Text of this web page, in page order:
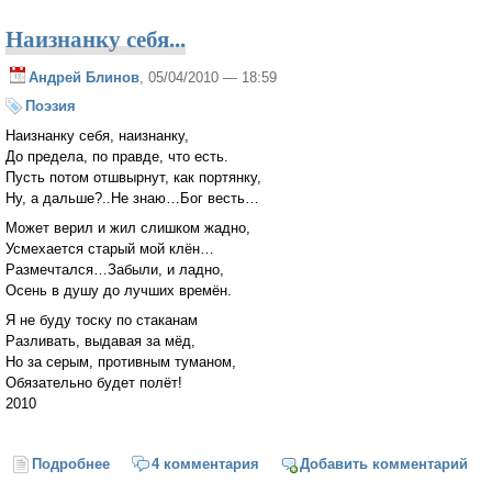
Наизнанку себя...
Андрей Блинов , 05/04/2010 — 18:59
Поэзия
Наизнанку себя, наизнанку,
До предела, по правде, что есть.
Пусть потом отшвырнут, как портянку,
Ну, а дальше?..Не знаю…Бог весть…
Может верил и жил слишком жадно,
Усмехается старый мой клён…
Размечтался…Забыли, и ладно,
Осень в душу до лучших времён.
Я не буду тоску по стаканам
Разливать, выдавая за мёд,
Но за серым, противным туманом,
Обязательно будет полёт!
2010
Подробнее о Наизнанку себя...
4 комментария Добавить комментарий